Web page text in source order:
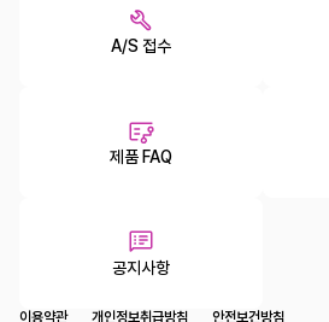
A/S 접수
제품 FAQ
공지사항
이용약관 개인정보취급방침 안전보건방침